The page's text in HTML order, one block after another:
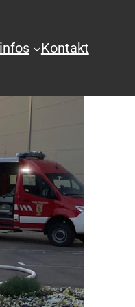
Kontakt